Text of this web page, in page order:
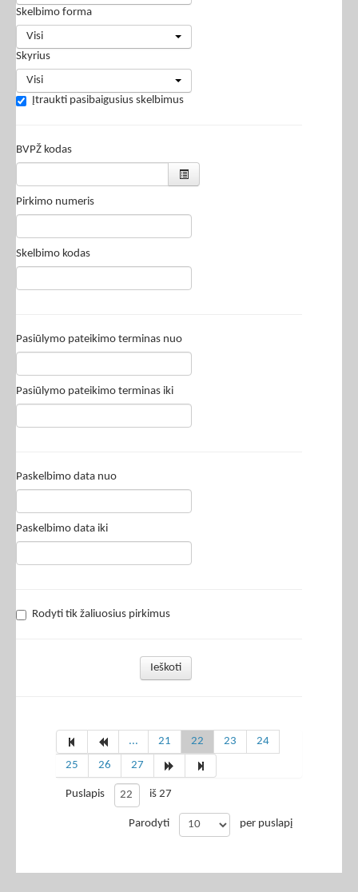
Skelbimo forma
Visi
Skyrius
Visi
Įtraukti pasibaigusius skelbimus
BVPŽ kodas
Pirkimo numeris
Skelbimo kodas
Pasiūlymo pateikimo terminas nuo
Pasiūlymo pateikimo terminas iki
Paskelbimo data nuo
Paskelbimo data iki
Rodyti tik žaliuosius pirkimus
Ieškoti
... 21 22 23
24
25
26 27
Puslapis iš 27
Parodyti per puslapį